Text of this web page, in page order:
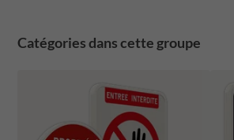
Catégories dans cette groupe